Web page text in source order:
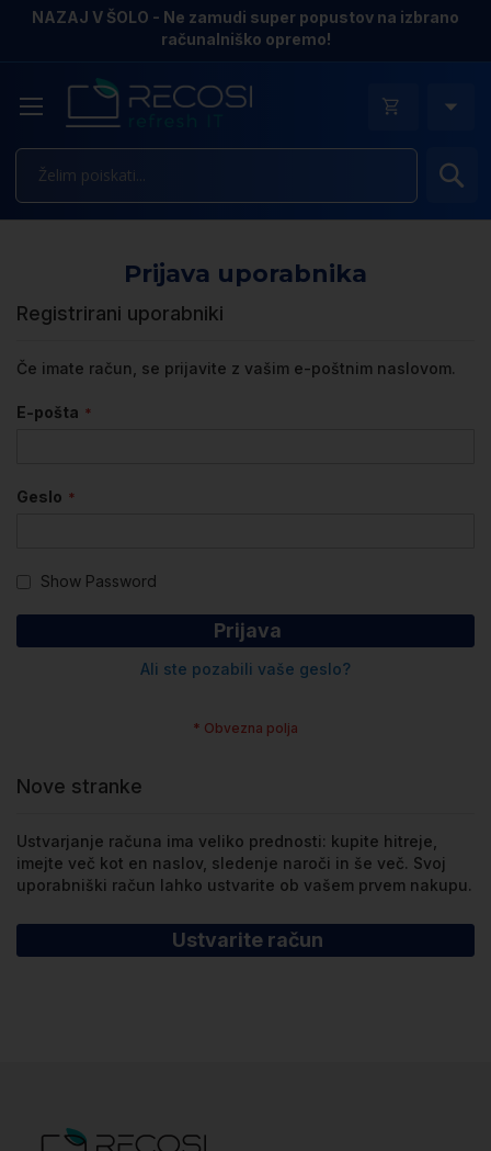
NAZAJ V ŠOLO - Ne zamudi super popustov na izbrano
računalniško opremo!
Prijava uporabnika
Registrirani uporabniki
Če imate račun, se prijavite z vašim e-poštnim naslovom.
E-pošta
Geslo
Show Password
Prijava
Ali ste pozabili vaše geslo?
Nove stranke
Ustvarjanje računa ima veliko prednosti: kupite hitreje,
imejte več kot en naslov, sledenje naroči in še več. Svoj
uporabniški račun lahko ustvarite ob vašem prvem nakupu.
Ustvarite račun